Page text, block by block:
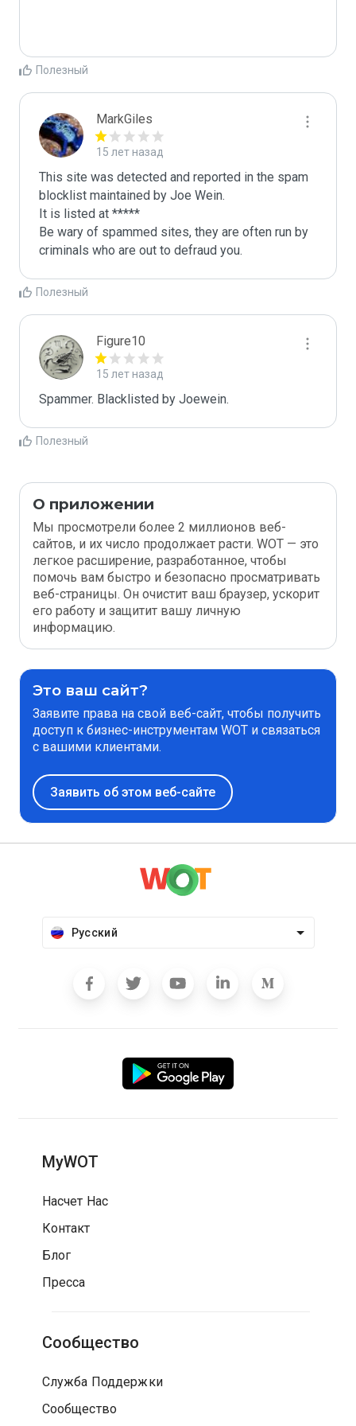
Полезный
MarkGiles
15 лет назад
This site was detected and reported in the spam
blocklist maintained by Joe Wein.
It is listed at *****
Be wary of spammed sites, they are often run by
criminals who are out to defraud you.
Полезный
Figure10
15 лет назад
Spammer. Blacklisted by Joewein.
Полезный
О приложении
Мы просмотрели более 2 миллионов веб-
сайтов, и их число продолжает расти. WOT — это
легкое расширение, разработанное, чтобы
помочь вам быстро и безопасно просматривать
веб-страницы. Он очистит ваш браузер, ускорит
его работу и защитит вашу личную
информацию.
Это ваш сайт?
Заявите права на свой веб-сайт, чтобы получить
доступ к бизнес-инструментам WOT и связаться
с вашими клиентами.
Заявить об этом веб-сайте
Русский
MyWOT
Насчет Нас
Контакт
Блог
Пресса
Сообщество
Служба Поддержки
Сообщество